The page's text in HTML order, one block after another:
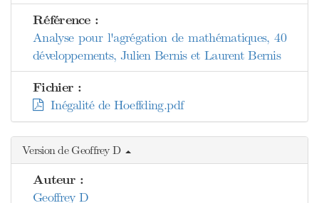
Référence :
Analyse pour l'agrégation de mathématiques, 40
développements, Julien Bernis et Laurent Bernis
Fichier :
Inégalité de Hoeffding.pdf
Version de Geoffrey D
Auteur :
Geoffrey D